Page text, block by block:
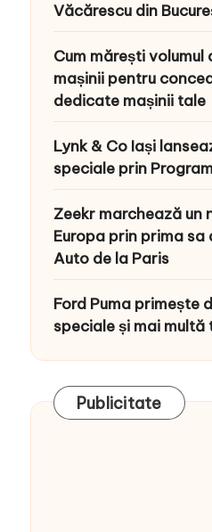
Văcărescu din
Cum mărești volumul
mașinii pentru
dedicate mașinii tale
Lynk & Co Iași
speciale prin
Zeekr marchează un
Europa prin prima sa
Auto de la Paris
Ford Puma primește
speciale și mai multă
Publicitate